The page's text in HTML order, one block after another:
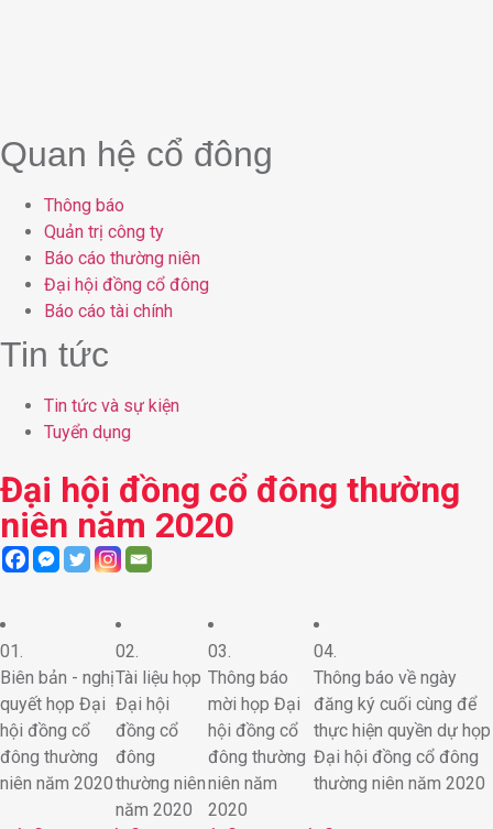
Quan hệ cổ đông
Thông báo
Quản trị công ty
Báo cáo thường niên
Đại hội đồng cổ đông
Báo cáo tài chính
Tin tức
Tin tức và sự kiện
Tuyển dụng
Đại hội đồng cổ đông thường
niên năm 2020
01.
Biên bản - nghị
quyết họp Đại
hội đồng cổ
đông thường
niên năm 2020
02.
Tài liệu họp
Đại hội
đồng cổ
đông
thường niên
năm 2020
03.
Thông báo
mời họp Đại
hội đồng cổ
đông thường
niên năm
2020
04.
Thông báo về ngày
đăng ký cuối cùng để
thực hiện quyền dự họp
Đại hội đồng cổ đông
thường niên năm 2020